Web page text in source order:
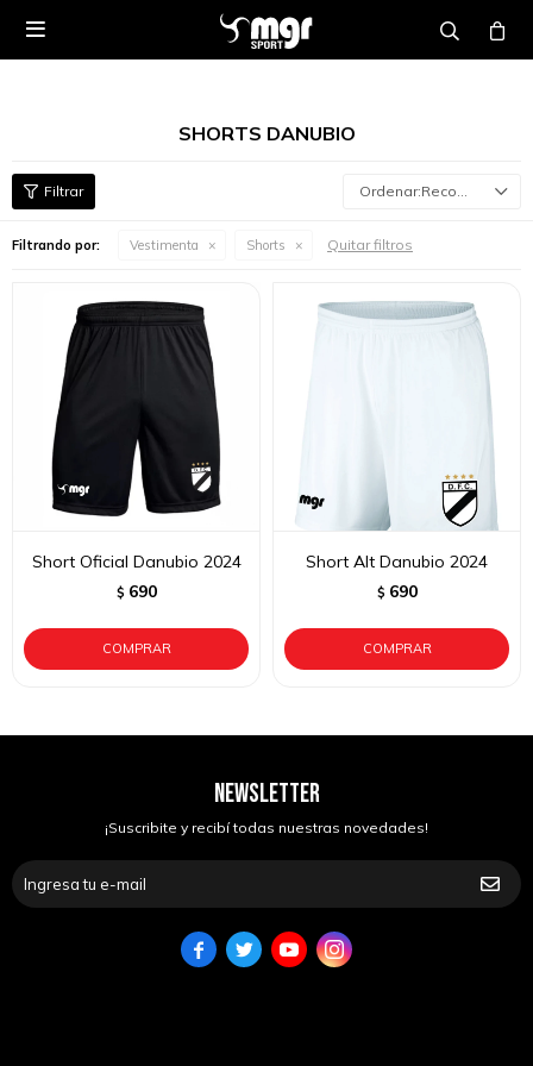

SHORTS DANUBIO
Recomendados
Filtrando por: Vestimenta Shorts Quitar filtros
Short Oficial Danubio 2024
$ 690
Short Alt Danubio 2024
$ 690
NEWSLETTER
¡Suscribite y recibí todas nuestras novedades!
   